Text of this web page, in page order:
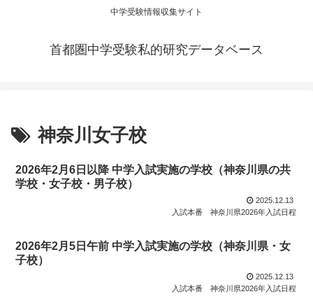
中学受験情報収集サイト
首都圏中学受験私的研究データベース
神奈川女子校
2026年2月6日以降 中学入試実施の学校（神奈川県の共
学校・女子校・男子校）
2025.12.13
入試本番
神奈川県2026年入試日程
2026年2月5日午前 中学入試実施の学校（神奈川県・女
子校）
2025.12.13
入試本番
神奈川県2026年入試日程